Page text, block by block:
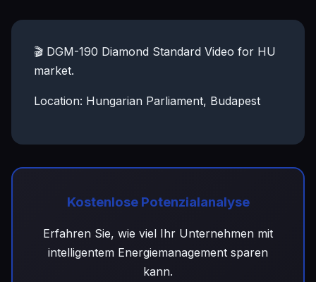
🎬 DGM-190 Diamond Standard Video for HU
market.
Location: Hungarian Parliament, Budapest
Kostenlose Potenzialanalyse
Erfahren Sie, wie viel Ihr Unternehmen mit
intelligentem Energiemanagement sparen
kann.